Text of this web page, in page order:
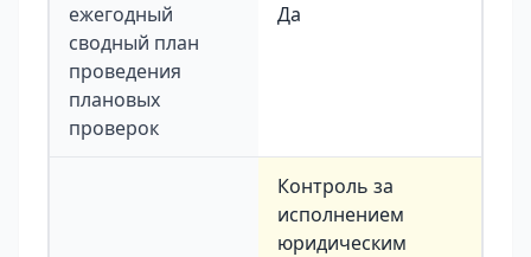
ежегодный
сводный план
проведения
плановых
проверок
Да
Контроль за
исполнением
юридическим